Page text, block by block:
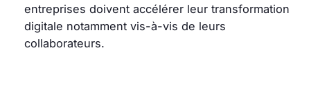
entreprises doivent accélérer leur transformation
digitale notamment vis-à-vis de leurs
collaborateurs.